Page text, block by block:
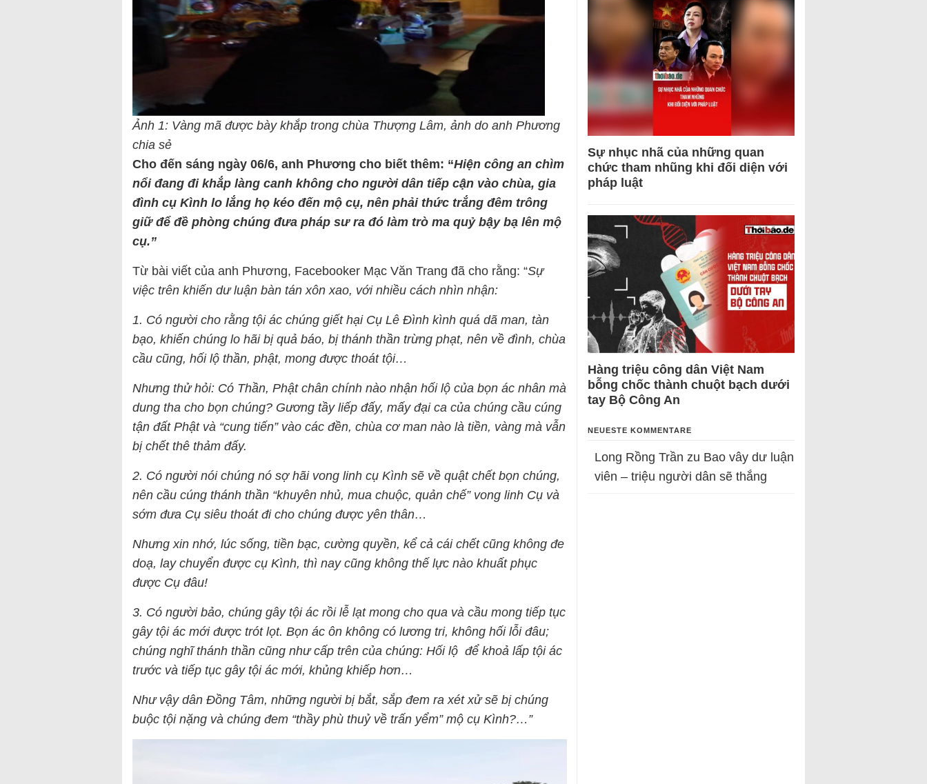
Ảnh 1: Vàng mã được bày khắp trong chùa Thượng Lâm, ảnh do anh Phương
chia sẻ
Cho đến sáng ngày 06/6, anh Phương cho biết thêm: “Hiện công an chìm
nổi đang đi khắp làng canh không cho người dân tiếp cận vào chùa, gia
đình cụ Kình lo lắng họ kéo đến mộ cụ, nên phải thức trắng đêm trông
giữ để đề phòng chúng đưa pháp sư ra đó làm trò ma quỷ bậy bạ lên mộ
cụ.”
Từ bài viết của anh Phương, Facebooker Mạc Văn Trang đã cho rằng: “Sự
việc trên khiến dư luận bàn tán xôn xao, với nhiều cách nhìn nhận:
1. Có người cho rằng tội ác chúng giết hại Cụ Lê Đình kình quá dã man, tàn
bạo, khiến chúng lo hãi bị quả báo, bị thánh thần trừng phạt, nên về đình, chùa
cầu cũng, hối lộ thần, phật, mong được thoát tội…
Nhưng thử hỏi: Có Thần, Phật chân chính nào nhận hối lộ của bọn ác nhân mà
dung tha cho bọn chúng? Gương tầy liếp đấy, mấy đại ca của chúng cầu cúng
tận đất Phật và “cung tiến” vào các đền, chùa cơ man nào là tiền, vàng mà vẫn
bị chết thê thảm đấy.
2. Có người nói chúng nó sợ hãi vong linh cụ Kình sẽ về quật chết bọn chúng,
nên cầu cúng thánh thần “khuyên nhủ, mua chuộc, quản chế” vong linh Cụ và
sớm đưa Cụ siêu thoát đi cho chúng được yên thân…
Nhưng xin nhớ, lúc sống, tiền bạc, cường quyền, kể cả cái chết cũng không đe
doạ, lay chuyển được cụ Kình, thì nay cũng không thế lực nào khuất phục
được Cụ đâu!
3. Có người bảo, chúng gây tội ác rồi lễ lạt mong cho qua và cầu mong tiếp tục
gây tội ác mới được trót lọt. Bọn ác ôn không có lương tri, không hối lỗi đâu;
chúng nghĩ thánh thần cũng như cấp trên của chúng: Hối lộ để khoả lấp tội ác
trước và tiếp tục gây tội ác mới, khủng khiếp hơn…
Như vậy dân Đồng Tâm, những người bị bắt, sắp đem ra xét xử sẽ bị chúng
buộc tội nặng và chúng đem “thầy phù thuỷ về trấn yểm” mộ cụ Kình?…”
Sự nhục nhã của những quan
chức tham nhũng khi đối diện với
pháp luật
Hàng triệu công dân Việt Nam
bỗng chốc thành chuột bạch dưới
tay Bộ Công An
NEUESTE KOMMENTARE
Long Rồng Trần zu Bao vây dư luận
viên – triệu người dân sẽ thắng